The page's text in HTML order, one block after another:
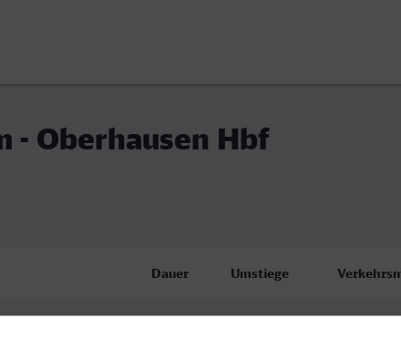
- Oberhausen Hbf
Dauer Umstiege